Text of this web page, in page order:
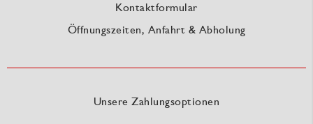
Kontaktformular
Öffnungszeiten, Anfahrt & Abholung
Unsere Zahlungsoptionen